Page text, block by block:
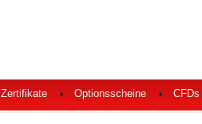
Zertifikate Optionsscheine CFDs